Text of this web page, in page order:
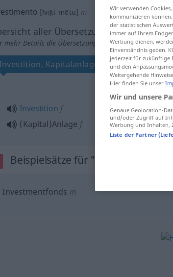
[ĩvɨʃtiˈmẽtu] m
aller Übersetzungen
mehr Details die Übersetzung anklicken/antippen)
Investition, Kapitalanlage
Investition f
(Kapital)Anlage f
Beispielsätze für "investimento"
Investmentfonds m
Wir verwenden
kommunizieren
der statistischen
immer auf Ihrem
Werbung dienen,
Einverständnis geben.
jederzeit für zukünftige
und den
Weitergehende
Hier finden Sie unser
Wir und unsere
Genaue Geolocation-
und/oder Zugriff auf
Werbung und Inhalten,
Liste der Partner